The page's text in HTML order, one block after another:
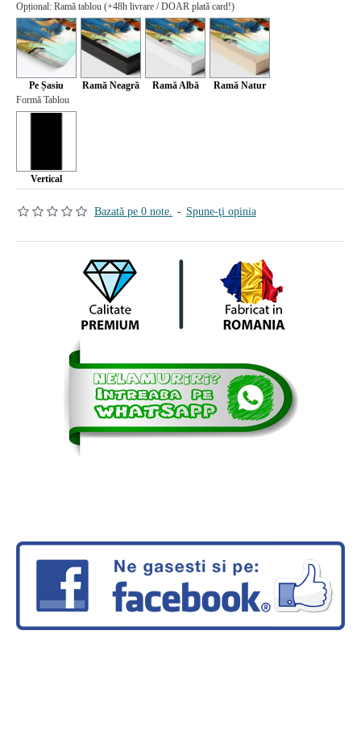
Bazată pe 0 note. - Spune-ţi opinia
Opțional: Ramă tablou (+48h livrare / DOAR plată card!)
Pe Șasiu Ramă Neagră Ramă Albă
Ramă Natur
Formă Tablou
Vertical